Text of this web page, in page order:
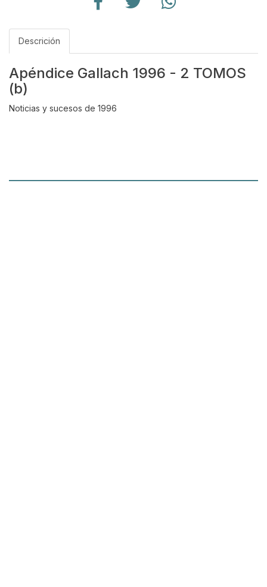
Descrición
Apéndice Gallach 1996 - 2 TOMOS
(b)
Noticias y sucesos de 1996